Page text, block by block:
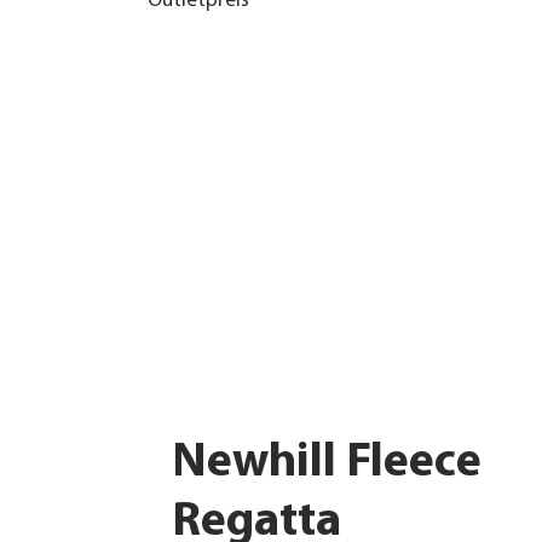
Newhill Fleece
Regatta